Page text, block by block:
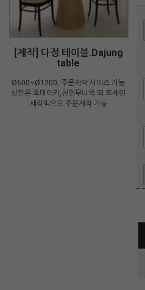
[제작] 다정 테이블.Dajung
table
Ø600~Ø1200, 주문제작 사이즈 가능
상판은 호마이카,천연무늬목 외 포세린
세라믹으로 주문제작 가능